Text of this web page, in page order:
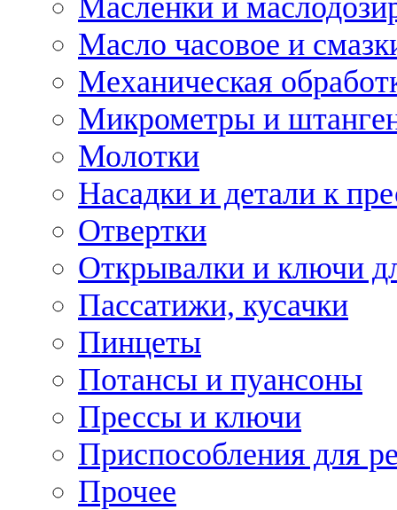
Масло часовое и
Механическая
Микрометры и
Молотки
Насадки и детали к
Отвертки
Открывалки и ключи
Пассатижи, кусачки
Пинцеты
Потансы и пуансоны
Прессы и ключи
Приспособления для
Прочее